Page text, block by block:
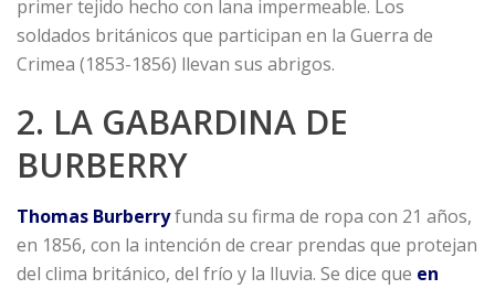
primer tejido hecho con lana impermeable. Los
soldados británicos que participan en la Guerra de
Crimea (1853-1856) llevan sus abrigos.
2. LA GABARDINA DE
BURBERRY
Thomas Burberryfunda su firma de ropa con 21 años,
en 1856, con la intención de crear prendas que protejan
del clima británico, del frío y la lluvia. Se dice que en